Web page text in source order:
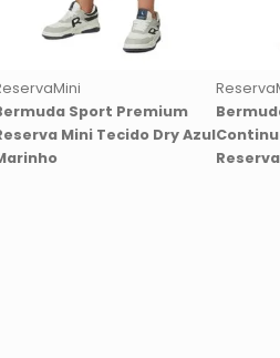
Sport Premium
Mini Tecido Dry Azul